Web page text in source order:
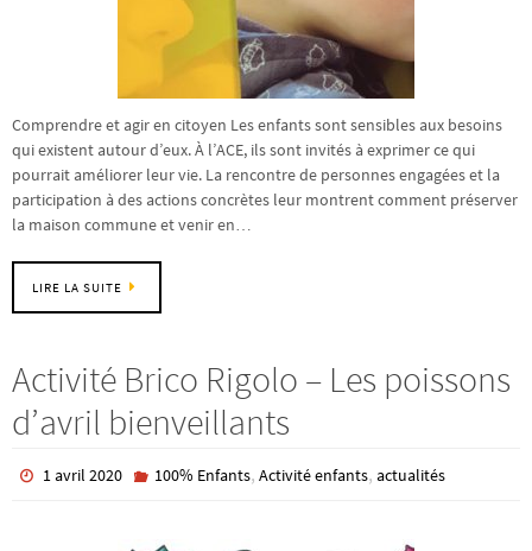
Comprendre et agir en citoyen Les enfants sont sensibles aux besoins
qui existent autour d’eux. À l’ACE, ils sont invités à exprimer ce qui
pourrait améliorer leur vie. La rencontre de personnes engagées et la
participation à des actions concrètes leur montrent comment préserver
la maison commune et venir en…
LIRE LA SUITE
Activité Brico Rigolo – Les poissons
d’avril bienveillants
1 avril 2020 100% Enfants, Activité enfants, actualités